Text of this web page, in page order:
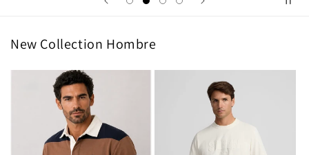
New Collection Hombre